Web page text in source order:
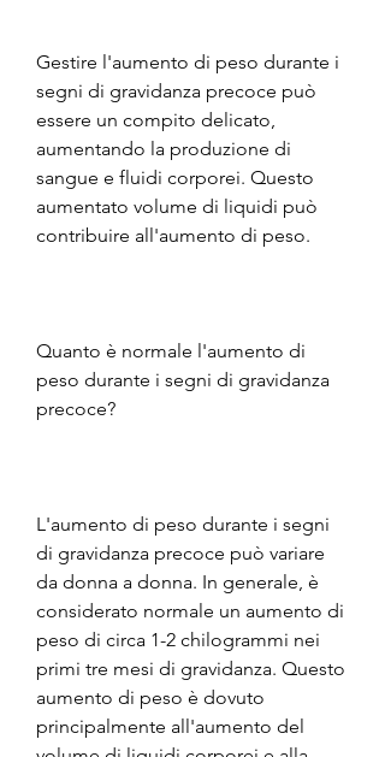
Gestire l'aumento di peso durante i
segni di gravidanza precoce può
essere un compito delicato,
aumentando la produzione di
sangue e fluidi corporei. Questo
aumentato volume di liquidi può
contribuire all'aumento di peso.
Quanto è normale l'aumento di
peso durante i segni di gravidanza
precoce?
L'aumento di peso durante i segni
di gravidanza precoce può variare
da donna a donna. In generale, è
considerato normale un aumento di
peso di circa 1-2 chilogrammi nei
primi tre mesi di gravidanza. Questo
aumento di peso è dovuto
principalmente all'aumento del